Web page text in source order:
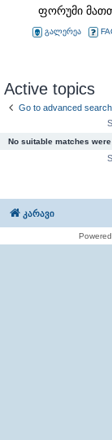
ფორუმი
გალერეა
Active topics
Go to advanced search
No suitable matches were
კარავი